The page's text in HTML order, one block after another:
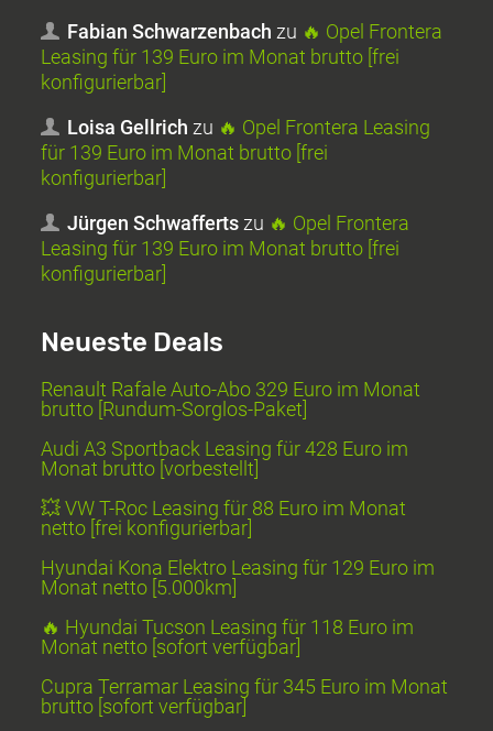
Fabian Schwarzenbach zu 🔥 Opel Frontera
Leasing für 139 Euro im Monat brutto [frei
konfigurierbar]
Loisa Gellrich zu 🔥 Opel Frontera Leasing
für 139 Euro im Monat brutto [frei
konfigurierbar]
Jürgen Schwaffertszu 🔥 Opel Frontera
Leasing für 139 Euro im Monat brutto [frei
konfigurierbar]
Neueste Deals
Renault Rafale Auto-Abo 329 Euro im Monat
brutto [Rundum-Sorglos-Paket]
Audi A3 Sportback Leasing für 428 Euro im
Monat brutto [vorbestellt]
💥 VW T-Roc Leasing für 88 Euro im Monat
netto [frei konfigurierbar]
Hyundai Kona Elektro Leasing für 129 Euro im
Monat netto [5.000km]
🔥 Hyundai Tucson Leasing für 118 Euro im
Monat netto [sofort verfügbar]
Cupra Terramar Leasing für 345 Euro im Monat
brutto [sofort verfügbar]